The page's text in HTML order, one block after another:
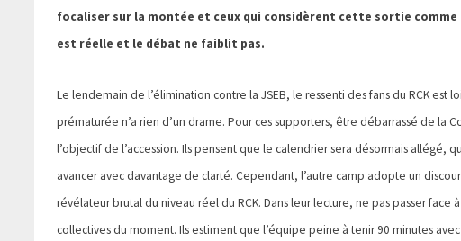
focaliser sur la montée et ceux qui considèrent cette sortie
est réelle et le débat ne faiblit pas.
Le lendemain de l’élimination contre la JSEB, le ressenti des fans du RCK
prématurée n’a rien d’un drame. Pour ces supporters, être débarrassé de la
l’objectif de l’accession. Ils pensent que le calendrier sera désormais
avancer avec davantage de clarté. Cependant, l’autre camp adopte un
révélateur brutal du niveau réel du RCK. Dans leur lecture, ne pas passer
collectives du moment. Ils estiment que l’équipe peine à tenir 90 minutes